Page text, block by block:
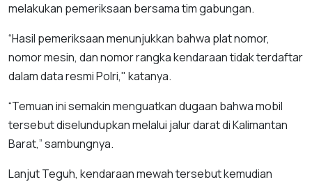
melakukan pemeriksaan bersama tim gabungan.
“Hasil pemeriksaan menunjukkan bahwa plat nomor,
nomor mesin, dan nomor rangka kendaraan tidak terdaftar
dalam data resmi Polri," katanya.
“Temuan ini semakin menguatkan dugaan bahwa mobil
tersebut diselundupkan melalui jalur darat di Kalimantan
Barat,” sambungnya.
Lanjut Teguh, kendaraan mewah tersebut kemudian